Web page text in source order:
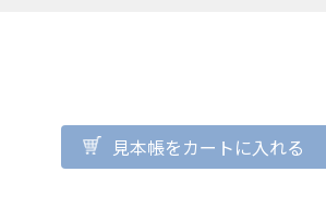
見本帳をカートに入れる